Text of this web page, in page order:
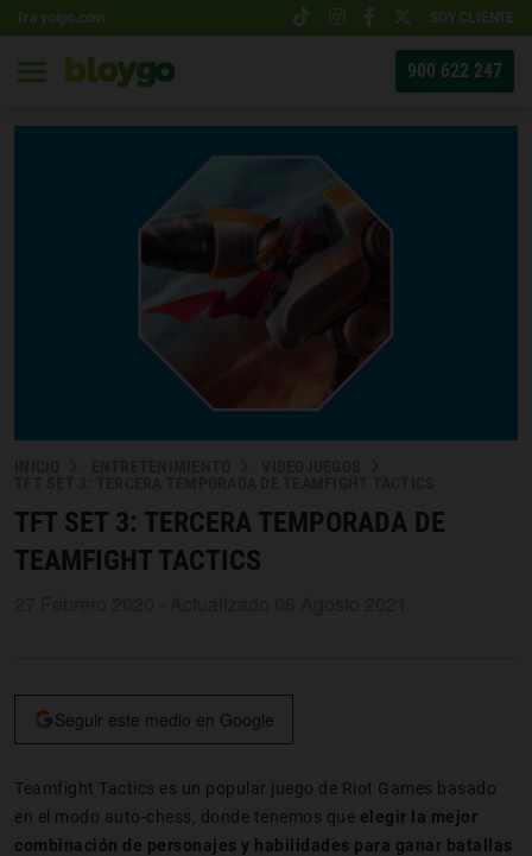
Ir a yoigo.com SOY CLIENTE
900 622 247
TFT SET 3: TERCERA TEMPORADA DE
TEAMFIGHT TACTICS
Seguir este medio en Google
Teamfight Tactics es un popular juego de Riot Games basado
en el modo auto-chess, donde tenemos que elegir la mejor
combinación de personajes y habilidades para ganar batallas